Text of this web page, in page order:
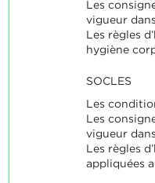
Les
vigueur
Les règles
hygiène
SOCLES
Les
Les
vigueur
Les règles
appliquées